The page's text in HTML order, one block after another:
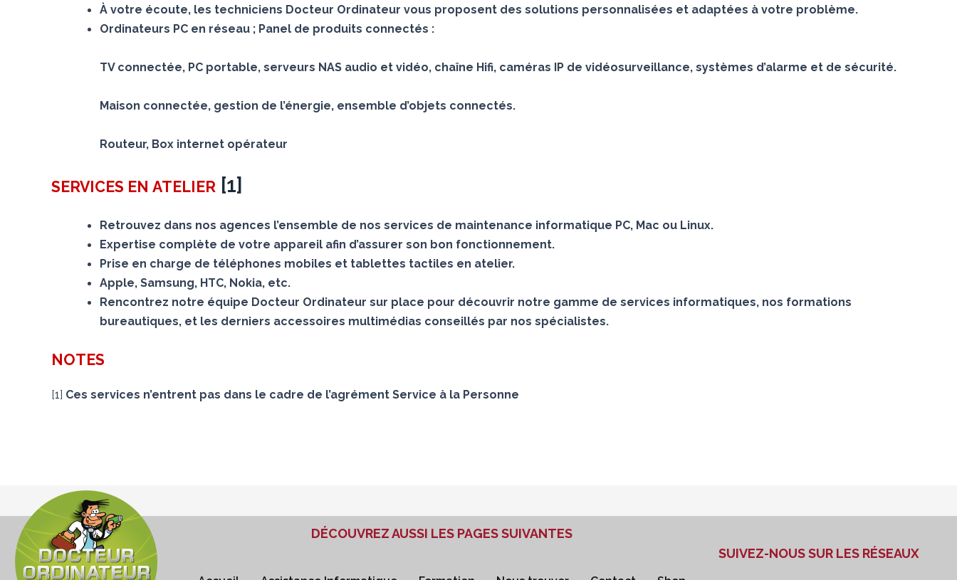
À votre écoute, les techniciens Docteur Ordinateur vous proposent des solutions personnalisées et adaptées à votre problème.
Ordinateurs PC en réseau ; Panel de produits connectés :
TV connectée, PC portable, serveurs NAS audio et vidéo, chaîne Hifi, caméras IP de vidéosurveillance, systèmes d’alarme et de sécurité.
Maison connectée, gestion de l’énergie, ensemble d’objets connectés.
Routeur, Box internet opérateur
SERVICES EN ATELIER [1]
Retrouvez dans nos agences l’ensemble de nos services de maintenance informatique PC, Mac ou Linux.
Expertise complète de votre appareil afin d’assurer son bon fonctionnement.
Prise en charge de téléphones mobiles et tablettes tactiles en atelier.
Apple, Samsung, HTC, Nokia, etc.
Rencontrez notre équipe Docteur Ordinateur sur place pour découvrir notre gamme de services informatiques, nos formations
bureautiques, et les derniers accessoires multimédias conseillés par nos spécialistes.
NOTES
[1] Ces services n’entrent pas dans le cadre de l’agrément Service à la Personne
DÉCOUVREZ AUSSI LES PAGES SUIVANTES
SUIVEZ-NOUS SUR LES RÉSEAUX